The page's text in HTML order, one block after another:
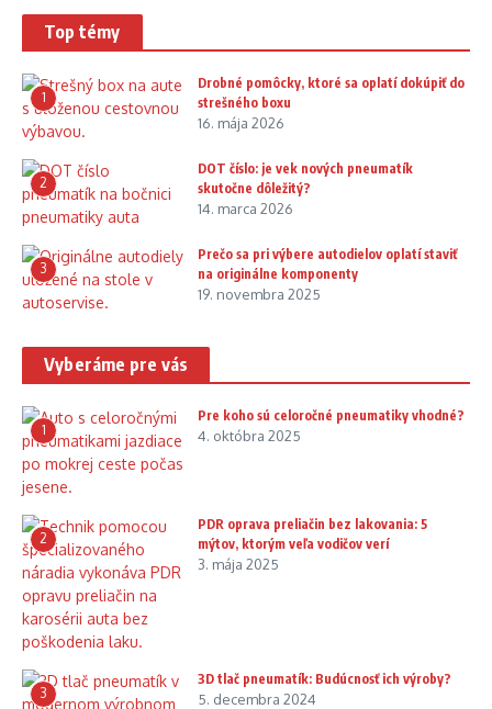
Top témy
1
Drobné pomôcky, ktoré sa oplatí dokúpiť do
strešného boxu
16. mája 2026
2
DOT číslo: je vek nových pneumatík
skutočne dôležitý?
14. marca 2026
3
Prečo sa pri výbere autodielov oplatí staviť
na originálne komponenty
19. novembra 2025
Vyberáme pre vás
1
Pre koho sú celoročné pneumatiky vhodné?
4. októbra 2025
2
PDR oprava preliačin bez lakovania: 5
mýtov, ktorým veľa vodičov verí
3. mája 2025
3
3D tlač pneumatík: Budúcnosť ich výroby?
5. decembra 2024